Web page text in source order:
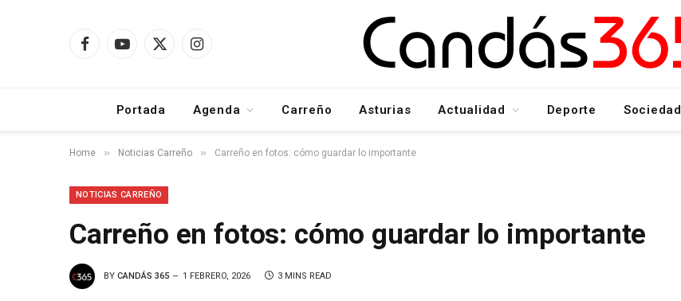
FacebookYouTube
X
Instagram
Portada Agenda Carreño Asturias Actualidad Deporte Sociedad
Home » Noticias Carreño » Carreño en fotos: cómo guardar lo importante
NOTICIAS CARREÑO
Carreño en fotos: cómo guardar lo importante
BY CANDÁS 365 1 FEBRERO, 2026 3 MINS READ